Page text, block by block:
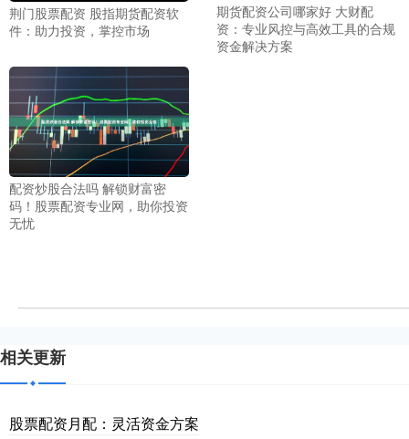
荆门股票配资 股指期货配资软
件：助力投资，掌控市场
期货配资公司哪家好 大财配
资：专业风控与高效工具的合规
资金解决方案
配资炒股合法吗 解锁财富密
码！股票配资专业网，助你投资
无忧
相关更新
股票配资月配：灵活资金方案